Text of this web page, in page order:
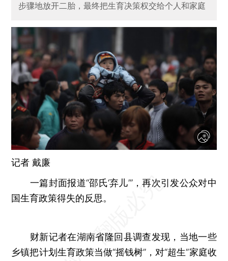
步骤地放开二胎，最终把生育决策权交给个人和家庭
记者 戴廉
一篇封面报道“邵氏‘弃儿’”，再次引发公众对中
国生育政策得失的反思。
财新记者在湖南省隆回县调查发现，当地一些
乡镇把计划生育政策当做“摇钱树”，对“超生”家庭收